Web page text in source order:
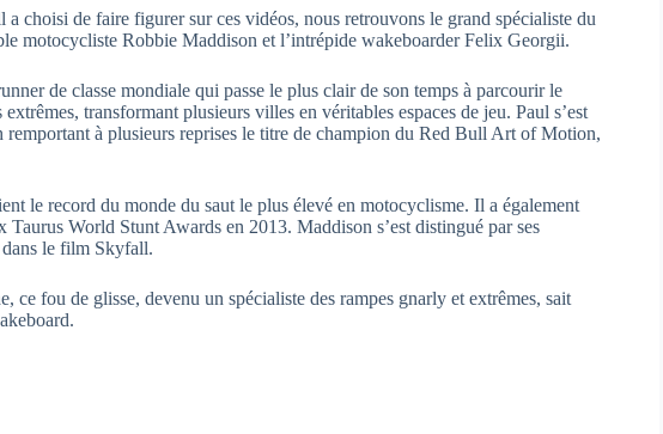
choisi de faire figurer sur ces vidéos, nous retrouvons le grand spécialiste du
motocycliste Robbie Maddison et l’intrépide wakeboarder Felix Georgii.
de classe mondiale qui passe le plus clair de son temps à parcourir le
transformant plusieurs villes en véritables espaces de jeu. Paul s’est
remportant à plusieurs reprises le titre de champion du Red Bull Art of Motion,
le record du monde du saut le plus élevé en motocyclisme. Il a également
World Stunt Awards en 2013. Maddison s’est distingué par ses
dans le film Skyfall.
ce fou de glisse, devenu un spécialiste des rampes gnarly et extrêmes, sait